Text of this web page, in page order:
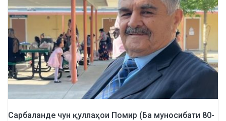
Сарбаланде чун қуллаҳои Помир (Ба муносибати 80-